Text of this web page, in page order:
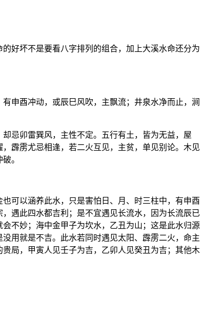
好坏不是要看八字排列的组合，加上大溪水命还分为
申酉冲动，或辰巳风吹，主飘流；井泉水净而止，涧
忌卯雷巽风，主性不定。五行有土，皆为无益，屋
霹雳尤忌相逢，若二火互见，主贫，单见别论。木见
。
可以涵养此水，只是害怕日、月、时三柱中，有申酉
遇此四水都吉利；是不宜遇见长流水，因为长流辰已
不妙；海中金甲子为坎水，乙丑为山；这是此水归源
用就是不吉。此水若同时遇见太阳、霹雳二火，命主
局，甲寅人见壬子为吉，乙卯人见癸丑为吉；其他木